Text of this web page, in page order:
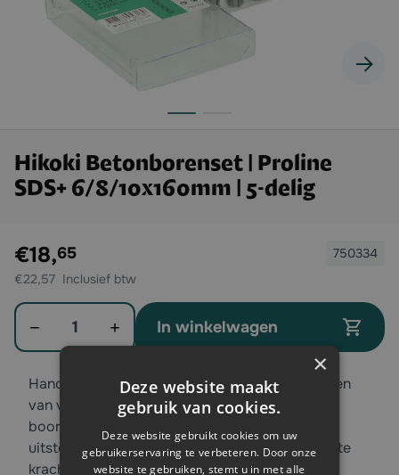
Hikoki Betonborenset | Proline
SDS+ 6/8/10x160mm | 5-delig
Exclusief btw:
€18,65
€22,57
750334
Aantal
In winkelwagen
Handige SDS-plus borenset van Hikoki, voorzien
van vijf boren. Geschikt voor een SDS-plus
boorkop. De boren zijn gemaakt van een
uitstekende kwaliteit en zijn bestand tegen grote
krachten.
×
Deze website maakt
gebruik van cookies.
Deze website gebruikt cookies om uw
gebruikerservaring te verbeteren. Door onze
website te gebruiken, stemt u in met alle